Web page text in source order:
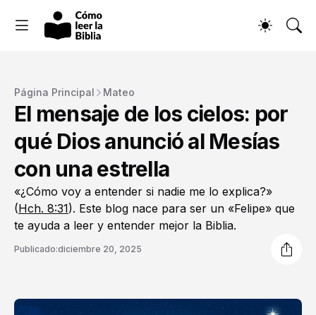
Página Principal Mateo
El mensaje de los cielos: por
qué Dios anunció al Mesías
con una estrella
«¿Cómo voy a entender si nadie me lo explica?»
(Hch. 8:31). Este blog nace para ser un «Felipe» que
te ayuda a leer y entender mejor la Biblia.
Publicado:diciembre 20, 2025